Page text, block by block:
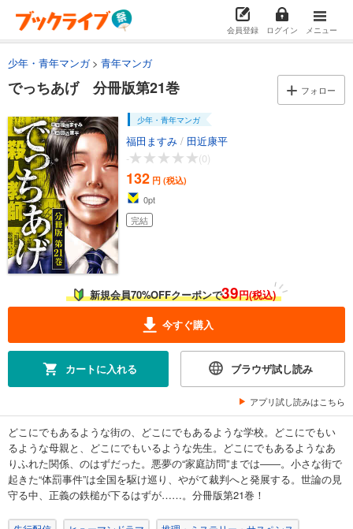
会員登録 ログイン メニュー
少年・青年マンガ 青年マンガ
でっちあげ 分冊版第21巻 フォロー
少年・青年マンガ
福田ますみ / 田近康平
-
(0)
132 円 (税込)
0pt
完結
新規会員70%OFFクーポンで39円(税込)
今すぐ購入
カートに入れる ブラウザ試し読み
アプリ試し読みはこちら
どこにでもあるような街の、どこにでもあるような学校。どこにでもい
るような母親と、どこにでもいるような先生。どこにでもあるようなあ
りふれた関係、のはずだった。悪夢の“家庭訪問”までは――。小さな街で
起きた“体罰事件”は全国を駆け巡り、やがて裁判へと発展する。世論の見
守る中、正義の鉄槌が下るはずが……。分冊版第21巻！
完結
でっちあげ 分冊版第15巻
完結
あらすじを表示する
でっちあげ 分冊版第16巻
132円 (税込)
完結
あらすじを表示する
でっちあげ 分冊版第17巻
完結
試し読み
でっちあげ 分冊版第18巻
132円 (税込)
完結
カート
あらすじを表示する